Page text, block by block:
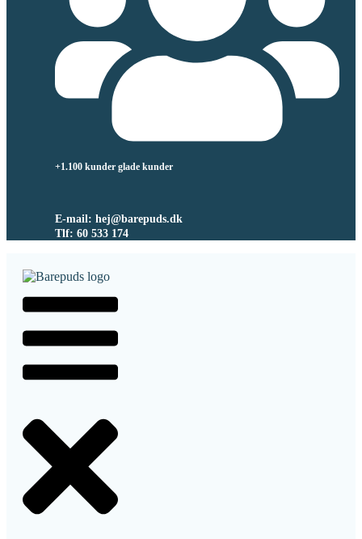
+1.100 kunder glade kunder
E-mail: hej@barepuds.dk
Tlf: 60 533 174